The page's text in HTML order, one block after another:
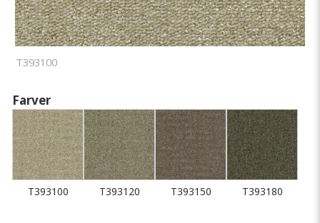
T393100
Farver
T393100 T393120 T393150 T393180